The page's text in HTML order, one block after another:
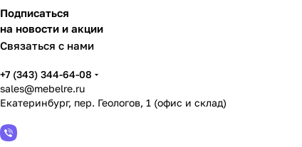
Подписаться
на новости и акции
Связаться с нами
+7 (343) 344-64-08
sales@mebelre.ru
Екатеринбург, пер. Геологов, 1 (офис и склад)